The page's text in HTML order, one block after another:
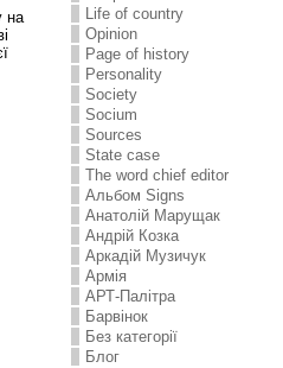
на
Life of country
Opinion
Page of history
Personality
Society
Socium
Sources
State case
The word chief editor
Альбом Signs
Анатолій Марущак
Андрій Козка
Аркадій Музичук
Армія
АРТ-Палітра
Барвінок
Без категорії
Блог